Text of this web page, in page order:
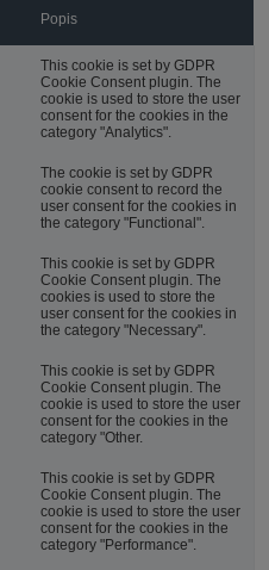
Popis
This cookie is set by GDPR
Cookie Consent plugin. The
cookie is used to store the user
consent for the cookies in the
category "Analytics".
The cookie is set by GDPR
cookie consent to record the
user consent for the cookies in
the category "Functional".
This cookie is set by GDPR
Cookie Consent plugin. The
cookies is used to store the
user consent for the cookies in
the category "Necessary".
This cookie is set by GDPR
Cookie Consent plugin. The
cookie is used to store the user
consent for the cookies in the
category "Other.
This cookie is set by GDPR
Cookie Consent plugin. The
cookie is used to store the user
consent for the cookies in the
category "Performance".